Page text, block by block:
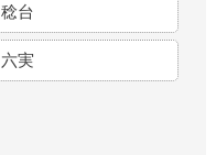
稔台
六実